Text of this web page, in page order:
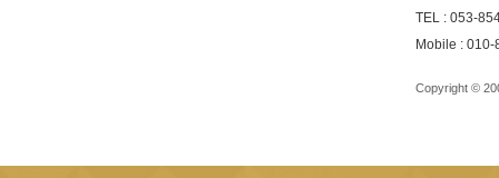
TEL : 053-
Mobile :
Copyright ©